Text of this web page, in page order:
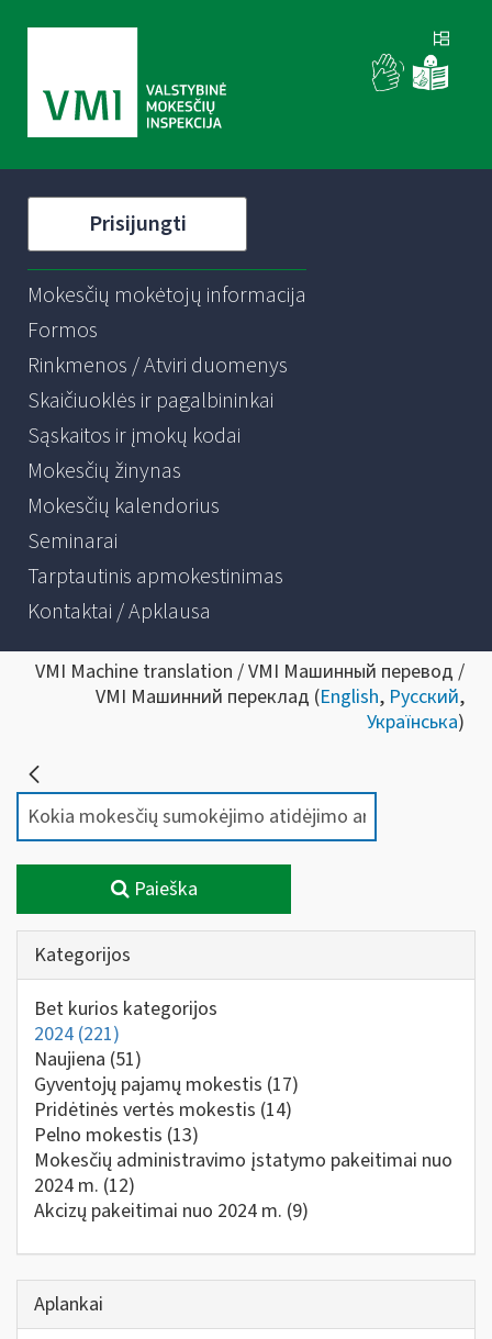
Prisijungti
Mokesčių mokėtojų informacija
Formos
Rinkmenos / Atviri duomenys
Skaičiuoklės ir pagalbininkai
Sąskaitos ir įmokų kodai
Mokesčių žinynas
Mokesčių kalendorius
Seminarai
Tarptautinis apmokestinimas
Kontaktai / Apklausa
VMI Machine translation / VMI Машинный перевод /
VMI Машинний переклад (English, Русский,
Українська)
Paieška
Kategorijos
Bet kurios kategorijos
2024 (221)
Naujiena (51)
Gyventojų pajamų mokestis (17)
Pridėtinės vertės mokestis (14)
Pelno mokestis (13)
Mokesčių administravimo įstatymo pakeitimai nuo
2024 m. (12)
Akcizų pakeitimai nuo 2024 m. (9)
Aplankai